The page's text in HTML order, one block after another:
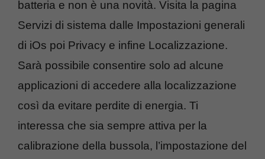
batteria e non è una novità. Visita la pagina
Servizi di sistema dalle Impostazioni generali
di iOs poi Privacy e infine Localizzazione.
Sarà possibile consentire solo ad alcune
applicazioni di accedere alla localizzazione
così da evitare perdite di energia. Ti
interessa che sia sempre attiva per la
calibrazione della bussola, l’impostazione del